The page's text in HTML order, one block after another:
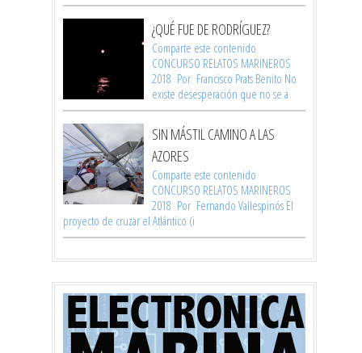
¿QUÉ FUE DE RODRÍGUEZ?
Comparte este contenido
CONCURSO RELATOS MARINEROS
2018 Por Francisco Prats Benito No
existe desesperación que no se a
SIN MÁSTIL CAMINO A LAS
AZORES
Comparte este contenido
CONCURSO RELATOS MARINEROS
2018 Por Fernando Vallespinós El
proyecto de cruzar el Atlántico (i